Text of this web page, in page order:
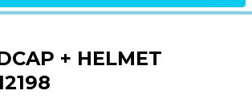
+ HELMET